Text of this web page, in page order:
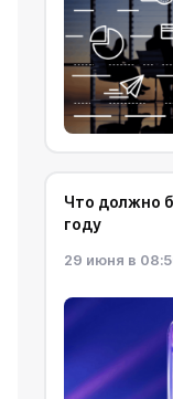
Что должно
году
29 июня в